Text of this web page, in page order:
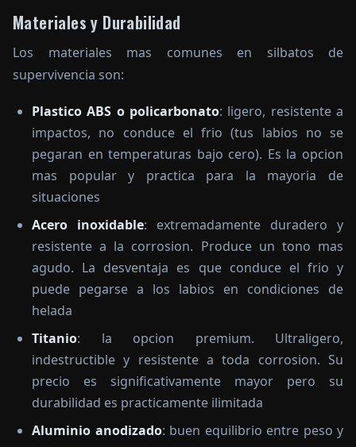
Materiales y Durabilidad
Los materiales mas comunes en silbatos de
supervivencia son:
Plastico ABS o policarbonato: ligero, resistente a
impactos, no conduce el frio (tus labios no se
pegaran en temperaturas bajo cero). Es la opcion
mas popular y practica para la mayoria de
situaciones
Acero inoxidable: extremadamente duradero y
resistente a la corrosion. Produce un tono mas
agudo. La desventaja es que conduce el frio y
puede pegarse a los labios en condiciones de
helada
Titanio: la opcion premium. Ultraligero,
indestructible y resistente a toda corrosion. Su
precio es significativamente mayor pero su
durabilidad es practicamente ilimitada
Aluminio anodizado: buen equilibrio entre peso y